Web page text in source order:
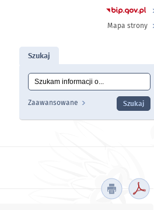
Mapa strony
Szukaj
Wyszukiwanie
Zaawansowane